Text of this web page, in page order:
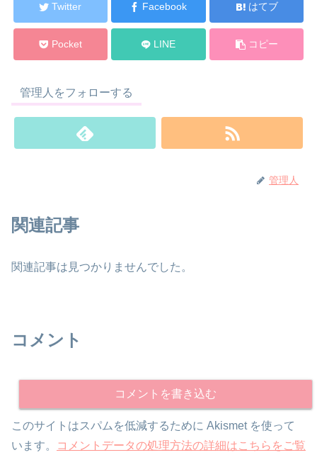
Twitter Facebook はてブ
Pocket LINE コピー
管理人をフォローする
管理人
関連記事
関連記事は見つかりませんでした。
コメント
コメントを書き込む
このサイトはスパムを低減するために Akismet を使って
います。
コメントデータの処理方法の詳細はこちらをご覧